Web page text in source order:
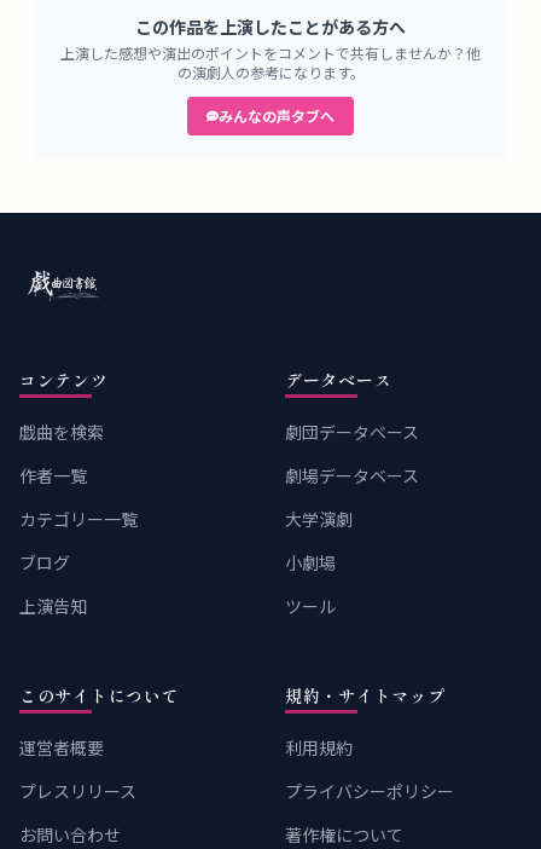
この作品を上演したことがある方へ
上演した感想や演出のポイントをコメントで共有しませんか？他
の演劇人の参考になります。
みんなの声タブへ
コンテンツ
戯曲を検索
作者一覧
カテゴリー一覧
ブログ
上演告知
データベース
劇団データベース
劇場データベース
大学演劇
小劇場
ツール
このサイトについて
運営者概要
プレスリリース
お問い合わせ
規約・サイトマップ
利用規約
プライバシーポリシー
著作権について